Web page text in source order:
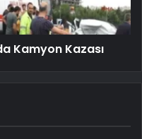
Kamyon Kazası